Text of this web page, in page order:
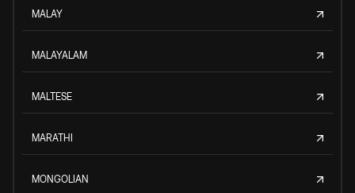
MALAY
MALAYALAM
MALTESE
MARATHI
MONGOLIAN